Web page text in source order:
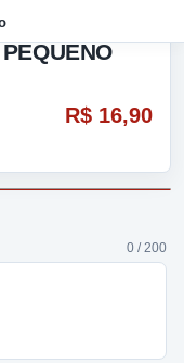
R$ 16,90
0 / 200